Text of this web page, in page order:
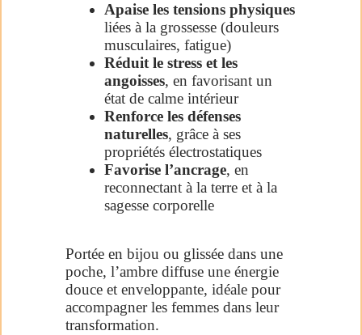
Apaise les tensions physiques
liées à la grossesse (douleurs
musculaires, fatigue)
Réduit le stress et les
angoisses, en favorisant un
état de calme intérieur
Renforce les défenses
naturelles, grâce à ses
propriétés électrostatiques
Favorise l’ancrage, en
reconnectant à la terre et à la
sagesse corporelle
Portée en bijou ou glissée dans une
poche, l’ambre diffuse une énergie
douce et enveloppante, idéale pour
accompagner les femmes dans leur
transformation.